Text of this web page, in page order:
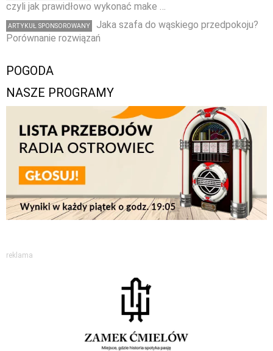
czyli jak prawidłowo wykonać make …
ARTYKUŁ SPONSOROWANY
Jaka szafa do wąskiego przedpokoju?
Porównanie rozwiązań
POGODA
NASZE PROGRAMY
reklama